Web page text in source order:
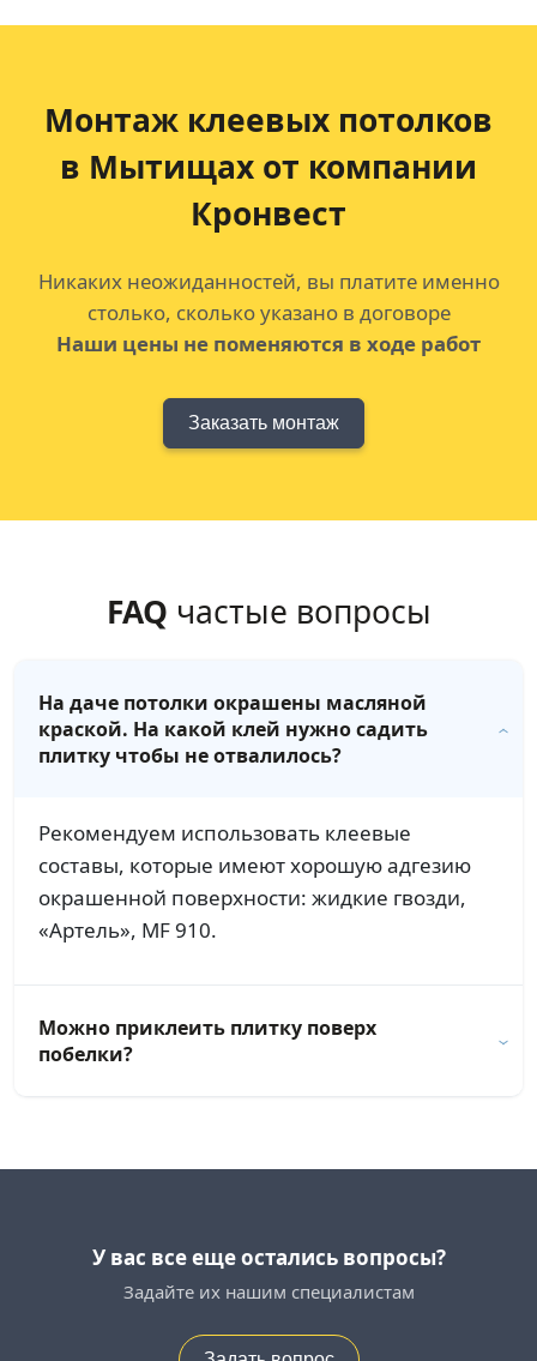
Монтаж клеевых потолков
в Мытищах от компании
Кронвест
Никаких неожиданностей, вы платите именно
столько, сколько указано в договоре
Наши цены не поменяются в ходе работ
Заказать монтаж
FAQ частые вопросы
На даче потолки окрашены масляной
краской. На какой клей нужно садить
плитку чтобы не отвалилось?
Рекомендуем использовать клеевые
составы, которые имеют хорошую адгезию
окрашенной поверхности: жидкие гвозди,
«Артель», MF 910.
Можно приклеить плитку поверх
побелки?
У вас все еще остались вопросы?
Задайте их нашим специалистам